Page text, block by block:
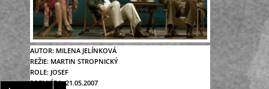
AUTOR: MILENA JELÍNKOVÁ
REŽIE: MARTIN STROPNICKÝ
ROLE: JOSEF
PREMIÉRA:21.05.2007